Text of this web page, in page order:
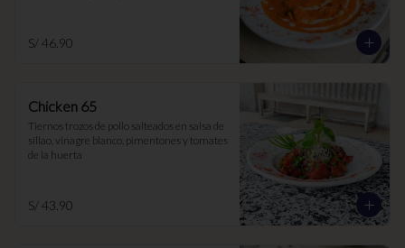
S/ 46.90
Chicken 65
Tiernos trozos de pollo salteados en salsa de
sillao, vinagre blanco, pimentones y tomates
de la huerta
S/ 43.90